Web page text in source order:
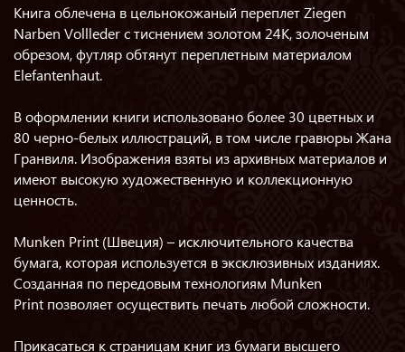
Книга облечена в цельнокожаный переплет Ziegen
Narben Vollleder с тиснением золотом 24К, золоченым
обрезом, футляр обтянут переплетным материалом
Elefantenhaut.
В оформлении книги использовано более 30 цветных и
80 черно-белых иллюстраций, в том числе гравюры Жана
Гранвиля. Изображения взяты из архивных материалов и
имеют высокую художественную и коллекционную
ценность.
Munken Print (Швеция) – исключительного качества
бумага, которая используется в эксклюзивных изданиях.
Созданная по передовым технологиям Munken
Print позволяет осуществить печать любой сложности.
Прикасаться к страницам книг из бумаги высшего